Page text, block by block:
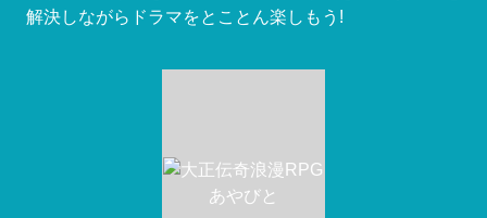
解決しながらドラマをとことん楽しもう!